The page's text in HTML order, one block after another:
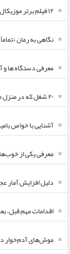
۱۲ فیلم برتر موزیکال تاریخ سینما !
نگاهی به رمان
معرفی دستگاه ها و
۲۰ شغل که در منزل می‌توانید انجام دهید
آشنایی با خواص
معرفی یکی از
دلیل افزایش آمار عجیب
اقدامات مهم قبل،
موش‌های آدم‌خوار در